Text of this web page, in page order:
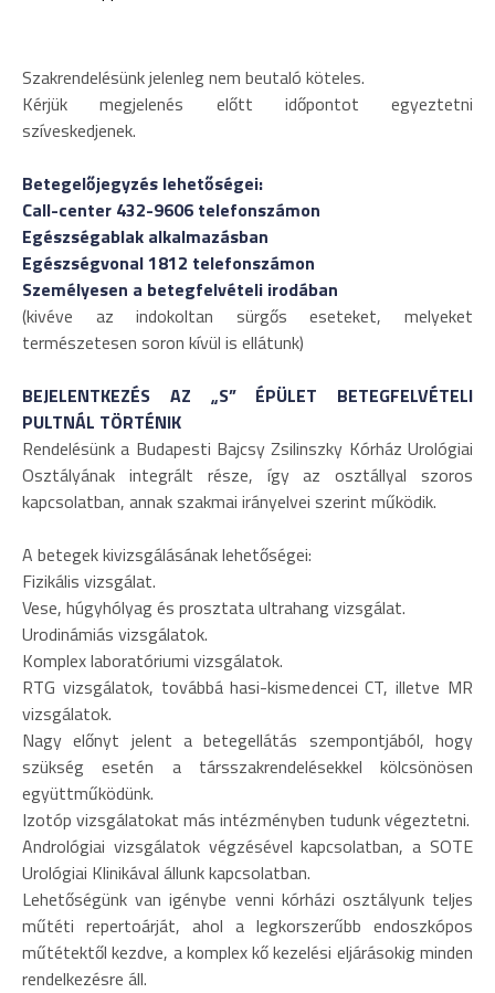
Szakrendelésünk jelenleg nem beutaló köteles.
Kérjük megjelenés előtt időpontot egyeztetni
szíveskedjenek.
Betegelőjegyzés lehetőségei:
Call-center 432-9606 telefonszámon
Egészségablak alkalmazásban
Egészségvonal 1812 telefonszámon
Személyesen a betegfelvételi irodában
(kivéve az indokoltan sürgős eseteket, melyeket
természetesen soron kívül is ellátunk)
BEJELENTKEZÉS AZ „S” ÉPÜLET BETEGFELVÉTELI
PULTNÁL TÖRTÉNIK
Rendelésünk a Budapesti Bajcsy Zsilinszky Kórház Urológiai
Osztályának integrált része, így az osztállyal szoros
kapcsolatban, annak szakmai irányelvei szerint működik.
A betegek kivizsgálásának lehetőségei:
Fizikális vizsgálat.
Vese, húgyhólyag és prosztata ultrahang vizsgálat.
Urodinámiás vizsgálatok.
Komplex laboratóriumi vizsgálatok.
RTG vizsgálatok, továbbá hasi-kismedencei CT, illetve MR
vizsgálatok.
Nagy előnyt jelent a betegellátás szempontjából, hogy
szükség esetén a társszakrendelésekkel kölcsönösen
együttműködünk.
Izotóp vizsgálatokat más intézményben tudunk végeztetni.
Andrológiai vizsgálatok végzésével kapcsolatban, a SOTE
Urológiai Klinikával állunk kapcsolatban.
Lehetőségünk van igénybe venni kórházi osztályunk teljes
műtéti repertoárját, ahol a legkorszerűbb endoszkópos
műtétektől kezdve, a komplex kő kezelési eljárásokig minden
rendelkezésre áll.